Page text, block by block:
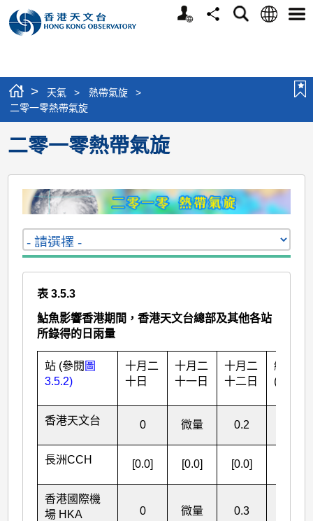
個
分
搜
語
選
> 天氣 > 熱帶氣旋
>
二零一零熱帶氣旋
二零一零熱帶氣旋
表 3.5.3
鮎魚影響香港期間，香港天文台總部及其他各站
所錄得的日雨量
站 (參閱 圖
3.5.2)
十月二
十日
十月二
十一日
十月二
十二日
總雨量
(毫米)
香港天文台 0 微量 0.2
長洲CCH [0.0] [0.0] [0.0]
香港國際機
場 HKA
0 微量 0.3